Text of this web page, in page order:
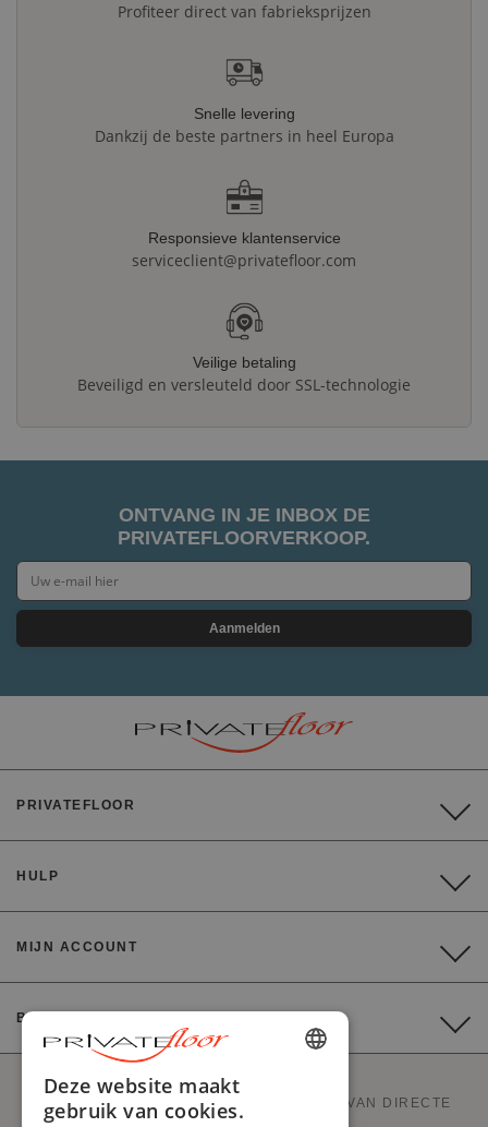
Profiteer direct van fabrieksprijzen
Snelle levering
Dankzij de beste partners in heel Europa
Responsieve klantenservice
serviceclient@privatefloor.com
Veilige betaling
Beveiligd en versleuteld door SSL-technologie
ONTVANG IN JE INBOX DE
PRIVATEFLOORVERKOOP.
Aanmelden
PRIVATEFLOOR
HULP
MIJN ACCOUNT
BETALING
PRIVATEFLOOR IS DE EERSTE WEBSITE VAN DIRECTE
Deze website maakt
gebruik van cookies.